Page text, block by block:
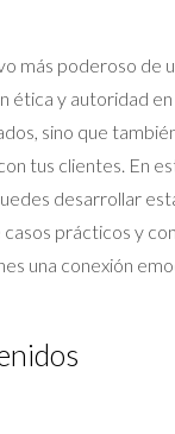
más poderoso de
ética y autoridad en
sino que
tus clientes. En
desarrollar
prácticos y
una conexión